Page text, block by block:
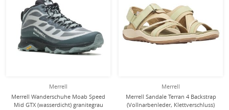
Merrell
Merrell Wanderschuhe Moab Speed
Mid GTX (wasserdicht) granitegrau
Merrell
Merrell Sandale Terran 4 Backstrap
(Vollnarbenleder, Klettverschluss)